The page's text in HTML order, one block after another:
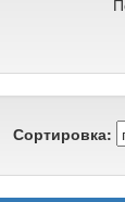
Сортировка: